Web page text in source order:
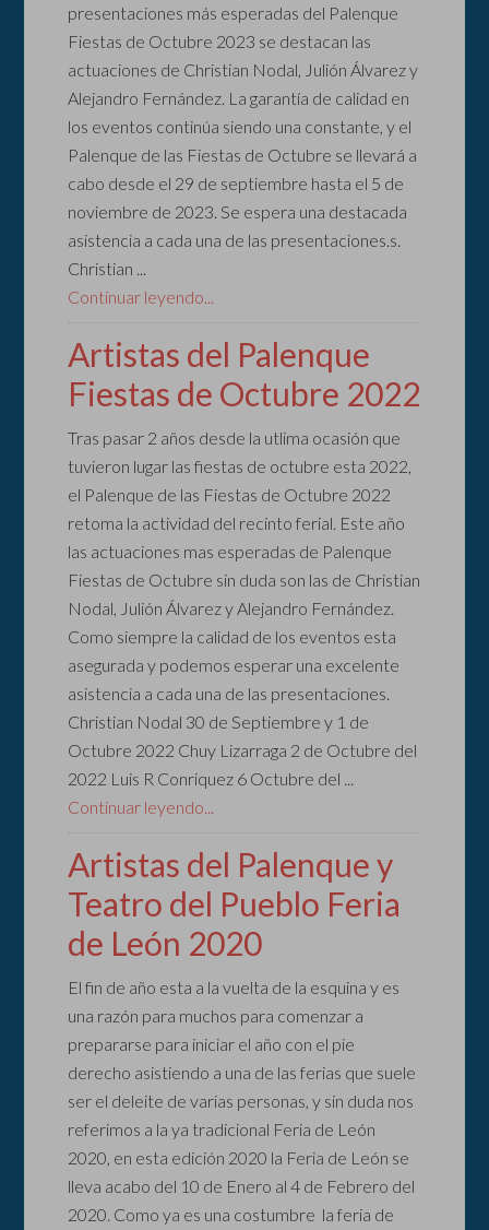
presentaciones más esperadas del Palenque
Fiestas de Octubre 2023 se destacan las
actuaciones de Christian Nodal, Julión Álvarez y
Alejandro Fernández. La garantía de calidad en
los eventos continúa siendo una constante, y el
Palenque de las Fiestas de Octubre se llevará a
cabo desde el 29 de septiembre hasta el 5 de
noviembre de 2023. Se espera una destacada
asistencia a cada una de las presentaciones.s.
Christian ...
Continuar leyendo...
Artistas del Palenque
Fiestas de Octubre 2022
Tras pasar 2 años desde la utlima ocasión que
tuvieron lugar las fiestas de octubre esta 2022,
el Palenque de las Fiestas de Octubre 2022
retoma la actividad del recinto ferial. Este año
las actuaciones mas esperadas de Palenque
Fiestas de Octubre sin duda son las de Christian
Nodal, Julión Álvarez y Alejandro Fernández.
Como siempre la calidad de los eventos esta
asegurada y podemos esperar una excelente
asistencia a cada una de las presentaciones.
Christian Nodal 30 de Septiembre y 1 de
Octubre 2022 Chuy Lizarraga 2 de Octubre del
2022 Luis R Conriquez 6 Octubre del ...
Continuar leyendo...
Artistas del Palenque y
Teatro del Pueblo Feria
de León 2020
El fin de año esta a la vuelta de la esquina y es
una razón para muchos para comenzar a
prepararse para iniciar el año con el pie
derecho asistiendo a una de las ferias que suele
ser el deleite de varias personas, y sin duda nos
referimos a la ya tradicional Feria de León
2020, en esta edición 2020 la Feria de León se
lleva acabo del 10 de Enero al 4 de Febrero del
2020. Como ya es una costumbre la feria de